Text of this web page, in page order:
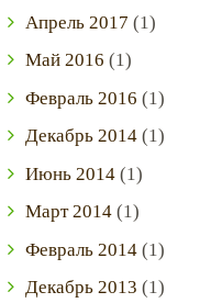
Апрель 2017 (1)
Май 2016 (1)
Февраль 2016 (1)
Декабрь 2014(1)
Июнь 2014(1)
Март2014(1)
Февраль 2014(1)
Декабрь 2013 (1)